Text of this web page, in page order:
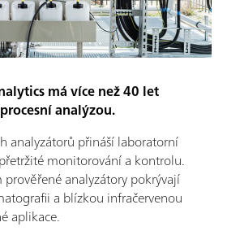
má více než 40 let
analýzou.
analyzátorů přináší laboratorní
monitorování a kontrolu.
prověřené analyzátory pokrývají
a blízkou infračervenou
aplikace.